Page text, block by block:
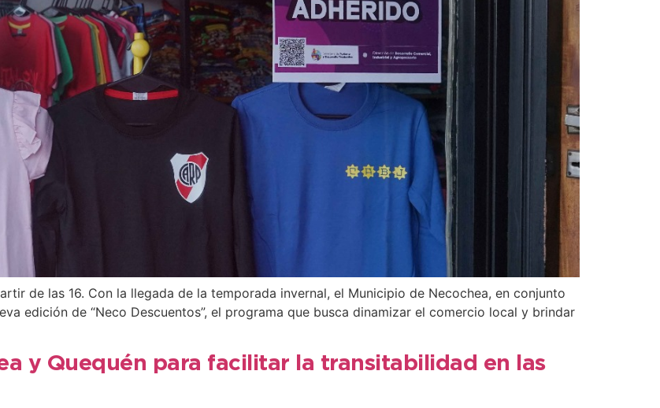
de las 16. Con la llegada de la temporada invernal, el Municipio de Necochea, en conjunto
edición de “Neco Descuentos”, el programa que busca dinamizar el comercio local y brindar
y Quequén para facilitar la transitabilidad en las